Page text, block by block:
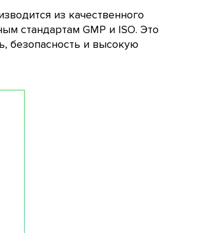
из качественного
стандартам GMP и ISO. Это
безопасность и высокую